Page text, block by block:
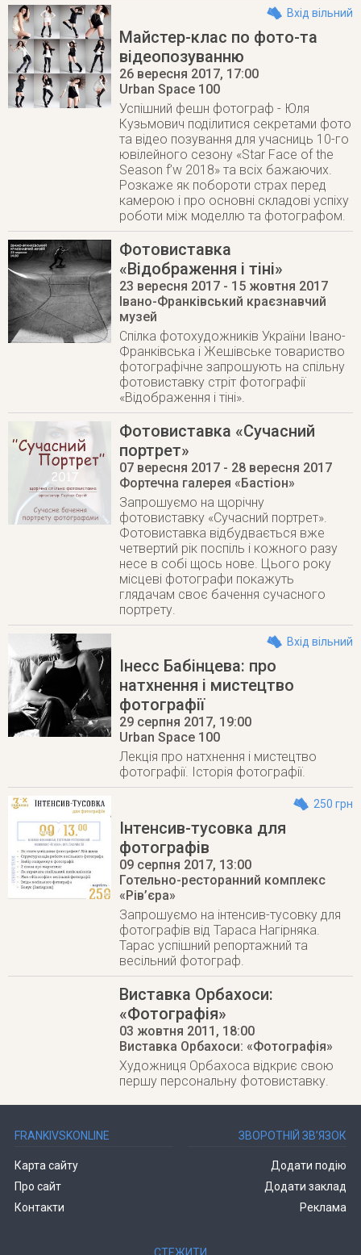
Вхід вільний
Майстер-клас по фото-та
відеопозуванню
26 вересня 2017, 17:00
Urban Space 100
Успішний фешн фотограф - Юля
Кузьмович поділитися секретами фото
та відео позування для учасниць 10-го
ювілейного сезону «Star Faсе of the
Season f’w 2018» та всіх бажаючих.
Розкаже як побороти страх перед
камерою і про основні складові успіху
роботи між моделлю та фотографом.
Фотовиставка
«Відображення і тіні»
23 вересня 2017 - 15 жовтня 2017
Івано-Франківський краєзнавчий
музей
Спілка фотохудожників України Івано-
Франківська і Жешівське товариство
фотографічне запрошують на спільну
фотовиставку стріт фотографії
«Відображення і тіні».
Фотовиставка «Сучасний
портрет»
07 вересня 2017 - 28 вересня 2017
Фортечна галерея «Бастіон»
Запрошуємо на щорічну
фотовиставку «Сучасний портрет».
Фотовиставка відбудвається вже
четвертий рік поспіль і кожного разу
несе в собі щось нове. Цього року
місцеві фотографи покажуть
глядачам своє бачення сучасного
портрету.
Вхід вільний
Інесс Бабінцева: про
натхнення і мистецтво
фотографії
29 серпня 2017, 19:00
Urban Space 100
Лекція про натхнення і мистецтво
фотографії. Історія фотографії.
250 грн
Інтенсив-тусовка для
фотографів
09 серпня 2017, 13:00
Готельно-ресторанний комплекс
«Рів’єра»
Запрошуємо на інтенсив-тусовку для
фотографів від Тараса Нагірняка.
Тарас успішний репортажний та
весільний фотограф.
Виставка Орбахоси:
«Фотографія»
03 жовтня 2011 , 18:00
Виставка Орбахоси: «Фотографія»
Художниця Орбахоса відкриє свою
першу персональну фотовиставку.
FRANKIVSKONLINE
Карта сайту
Про сайт
Контакти
ЗВОРОТНІЙ ЗВ’ЯЗОК
Додати подію
Додати заклад
Реклама